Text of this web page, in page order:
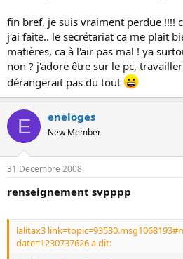
fin bref, je suis vraiment perdue !!!!
j'ai faite.. le secrétariat ca me plait
matières, ca à l'air pas mal ! ya
non ? j'adore être sur le pc,
dérangerait pas du tout
E eneloges
New Member
31 Decembre 2008
renseignement svpppp
lalitax3
date=1230737626 a dit: